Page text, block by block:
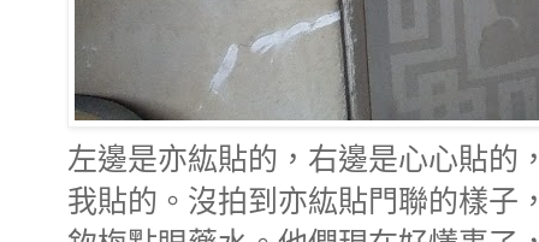
左邊是亦紘貼的，右邊是心心貼的
我貼的。沒拍到亦紘貼門聯的樣子